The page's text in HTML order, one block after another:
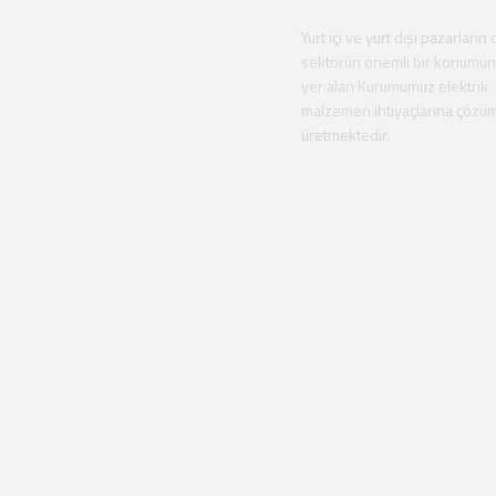
Yurt içi ve yurt dışı pazarların
sektörün önemli bir
yer alan Kurumumuz elektrik
malzemeri ihtiyaçlarına
üretmektedir.